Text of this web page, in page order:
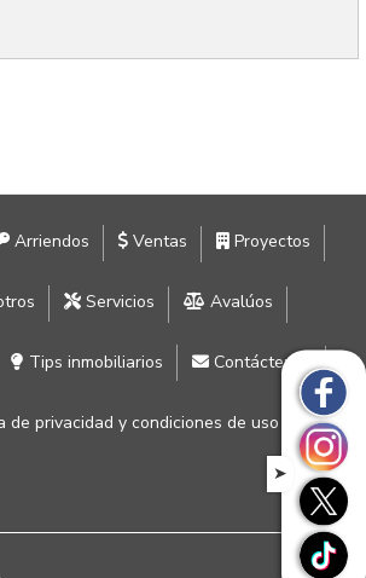
Arriendos Ventas Proyectos
Servicios Avalúos
Tips inmobiliarios Contáctenos
de privacidad y condiciones de uso
➤